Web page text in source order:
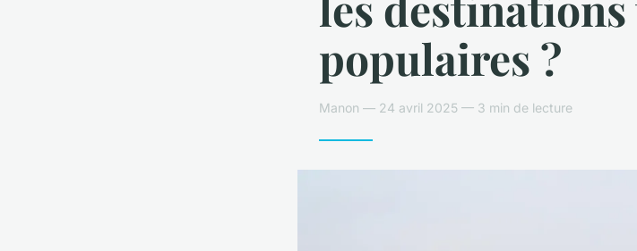
populaires ?
Manon — 24 avril 2025 — 3 min de lecture